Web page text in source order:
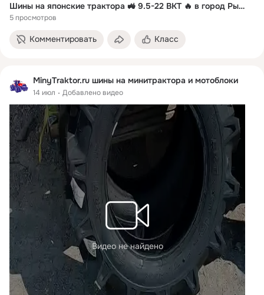
Шины на японские трактора 🚜 9.5-22 BKT 🔥 в город Рыбинск, 7-16 BKT 🔥 в город Набережные Челны, 6-14 BKT 🔥в город Казань из Сыктывкара транспортной компанией 🚛 ✅ MinyTraktor.ru ✅ +7 912 50-20-455
5 просмотров
Комментировать Класс
MinyTraktor.ru шины на минитрактора и мотоблоки
14 июл Добавлено видео
Видео не найдено